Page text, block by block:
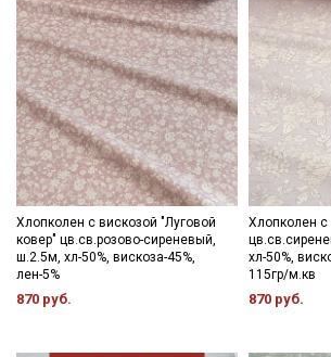
Хлопколен с вискозой "Луговой
ковер" цв.св.розово-сиреневый,
ш.2.5м, хл-50%, вискоза-45%,
лен-5%
870 руб.
Хлопколен
хл-50%,
115гр/м.кв
870 руб.